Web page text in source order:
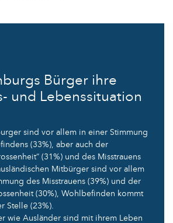
Bürger ihre
und Lebenssituation
sind vor allem in einer Stimmung
(33%), aber auch der
(31%) und des Misstrauens
Mitbürger sind vor allem
des Misstrauens (39%) und der
(30%), Wohlbefinden kommt
Stelle (23%).
wie Ausländer sind mit ihrem Leben